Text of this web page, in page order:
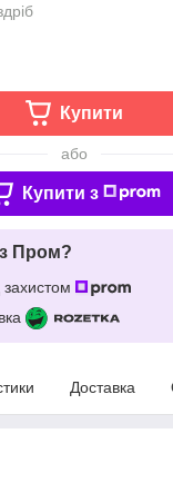
Купити
або
Купити з
Пром?
Доставка